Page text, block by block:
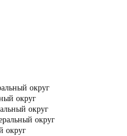
округ
округ
округ
округ
округ